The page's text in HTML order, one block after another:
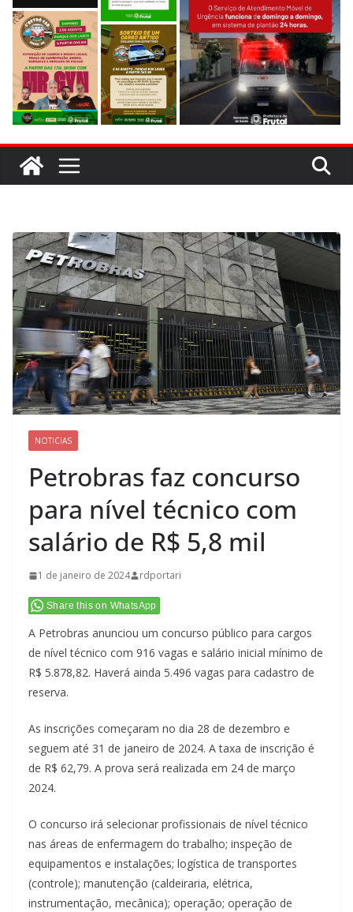
NOTICIAS
Petrobras faz concurso
para nível técnico com
salário de R$ 5,8 mil
1 de janeiro de 2024 rdportari
Share this on WhatsApp
A Petrobras anunciou um concurso público para cargos
de nível técnico com 916 vagas e salário inicial mínimo de
R$ 5.878,82. Haverá ainda 5.496 vagas para cadastro de
reserva.
As inscrições começaram no dia 28 de dezembro e
seguem até 31 de janeiro de 2024. A taxa de inscrição é
de R$ 62,79. A prova será realizada em 24 de março
2024.
O concurso irá selecionar profissionais de nível técnico
nas áreas de enfermagem do trabalho; inspeção de
equipamentos e instalações; logística de transportes
(controle); manutenção (caldeiraria, elétrica,
instrumentação, mecânica); operação; operação de